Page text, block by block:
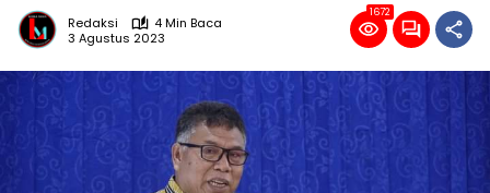
Redaksi
4 Min Baca
3 Agustus 2023
1672